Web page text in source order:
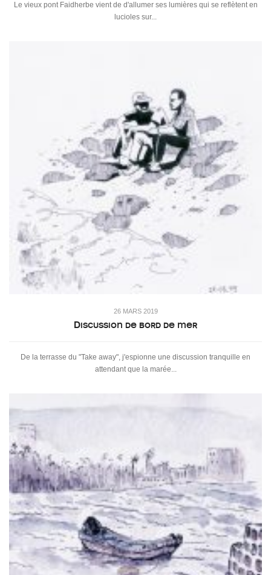
Le vieux pont Faidherbe vient de d'allumer ses lumières qui se reflètent en
lucioles sur...
26 MARS 2019
Discussion de bord de mer
De la terrasse du "Take away", j'espionne une discussion tranquille en
attendant que la marée...